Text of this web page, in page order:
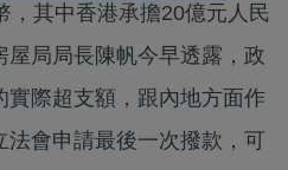
，其中香港承擔20億元人民
局局長陳帆今早透露，政
實際超支額，跟內地方面作
會申請最後一次撥款，可